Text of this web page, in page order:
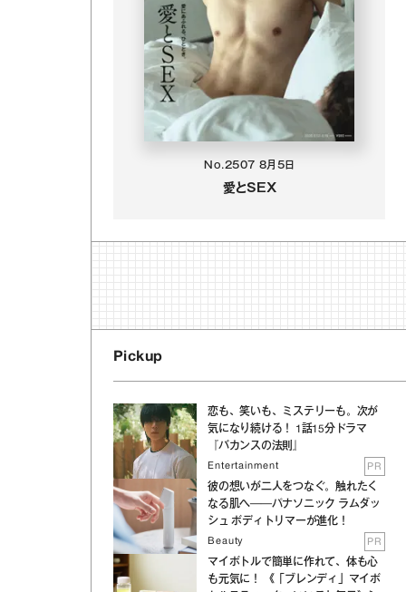
No.2507 8月5日
愛とSEX
Pickup
恋も、笑いも、ミステリーも。次が
気になり続ける！ 1話15分ドラマ
『バカンスの法則』
Entertainment PR
彼の想いが二人をつなぐ。触れたく
なる肌へ──パナソニック ラムダッ
シュ ボディトリマーが進化！
Beauty PR
マイボトルで簡単に作れて、体も心
も元気に！ 《「ブレンディ」マイボ